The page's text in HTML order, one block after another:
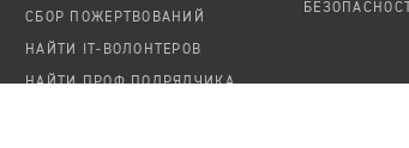
СБОР ПОЖЕРТВОВАНИЙ
НАЙТИ IT-ВОЛОНТЕРОВ
НАЙТИ ПРОФ.ПОДРЯДЧИКА